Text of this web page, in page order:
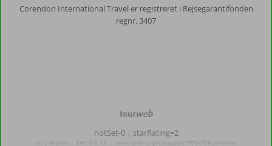
Corendon International Travel er registreret i Rejsegarantifonden
regnr. 3407
TourWeb
©
NetMatch
notSet-0 | starRating=2
dk | Search | 380.0.0.13 | netm-web-ui-production-7f756f55dd-n6hzs